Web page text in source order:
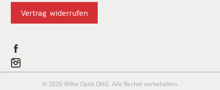
Vertrag widerrufen
© 2026 Wilke Optik OHG. Alle Rechte vorbehalten.